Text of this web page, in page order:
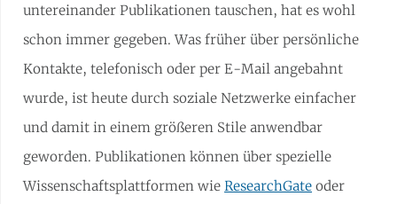
untereinander Publikationen tauschen, hat es wohl
schon immer gegeben. Was früher über persönliche
Kontakte, telefonisch oder per E-Mail angebahnt
wurde, ist heute durch soziale Netzwerke einfacher
und damit in einem größeren Stile anwendbar
geworden. Publikationen können über spezielle
Wissenschaftsplattformen wie ResearchGate oder